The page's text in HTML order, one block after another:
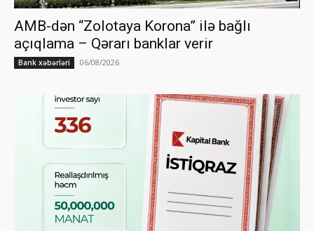
AMB-dən “Zolotaya Korona” ilə bağlı
açıqlama – Qərarı banklar verir
Bank xəbərləri 06/08/2026